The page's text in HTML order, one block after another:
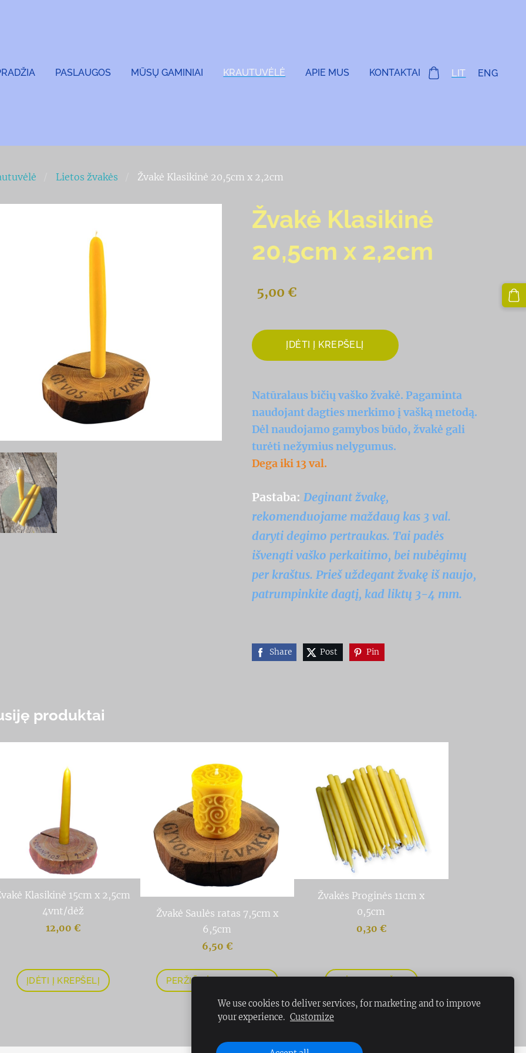
PASLAUGOS MŪSŲ GAMINIAI KRAUTUVĖLĖ APIE MUS KONTAKTAI LIT ENG
Lietos žvakės Žvakė Klasikinė 20,5cm x 2,2cm
Žvakė Klasikinė
20,5cm x 2,2cm
5,00 €
ĮDĖTI Į KREPŠELĮ
Natūralaus bičių vaško žvakė. Pagaminta
naudojant dagties merkimo į vašką metodą.
Dėl naudojamo gamybos būdo, žvakė gali
turėti nežymius nelygumus.
Dega iki 13 val.
Pastaba: Deginant žvakę,
rekomenduojame maždaug kas 3 val.
daryti degimo pertraukas. Tai padės
išvengti vaško perkaitimo, bei nubėgimų
per kraštus. Prieš uždegant žvakę iš naujo,
patrumpinkite dagtį, kad liktų 3-4 mm.
Share Post Pin
produktai
Klasikinė 15cm x 2,5cm
4vnt/dėž
12,00 €
ĮDĖTI Į KREPŠELĮ
Žvakė Saulės ratas 7,5cm x
6,5cm
6,50 €
PERŽIŪRĖTI PARINKTIS
Žvakės Proginės 11cm x
0,5cm
0,30 €
We use cookies to deliver services, for marketing and to improve
your experience. Customize